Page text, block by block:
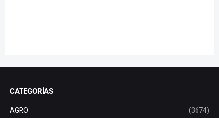
CATEGORÍAS
AGRO (3674)